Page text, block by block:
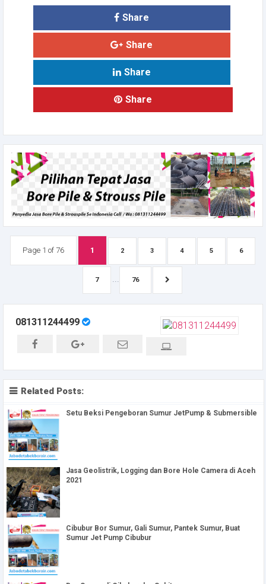
Share
Share
Share
Share
Page 1 of 76 1 2 3 4 5 6
7 ... 76
081311244499
Related Posts:
Setu Beksi Pengeboran Sumur JetPump & Submersible
Jasa Geolistrik, Logging dan Bore Hole Camera di Aceh
2021
Cibubur Bor Sumur, Gali Sumur, Pantek Sumur, Buat
Sumur Jet Pump Cibubur